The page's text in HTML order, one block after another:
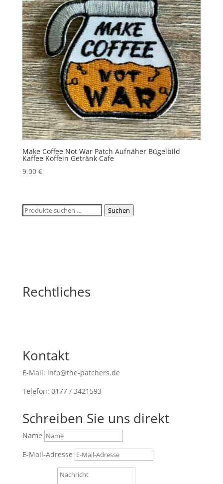
Make Coffee Not War Patch Aufnäher Bügelbild
Kaffee Koffein Getränk Cafe
9,00 €
Suchen
Suchen
Rechtliches
Kontakt
E-Mail: info@the-patchers.de
Telefon: 0177 / 3421593
Schreiben Sie uns direkt
Name
E-Mail-Adresse